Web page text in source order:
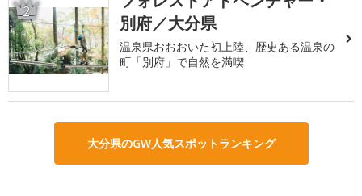
2
別府／大分県
温泉県おおおいた初上陸、歴史ある温泉の
町「別府」で自然を満喫
大分県のGW人気スポットランキング